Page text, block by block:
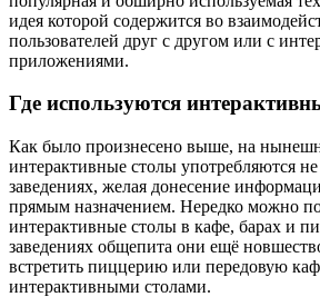
идея которой содержится во
пользователей друг с другом или с
приложениями.
Где используются
Как было произнесено выше, на
интерактивные столы употребляются
заведениях, желая донесение
прямым назначением. Нередко можно
интерактивные столы в кафе, барах и
заведениях общепита они ещё
встретить пиццерию или передовую
интерактивными столами.